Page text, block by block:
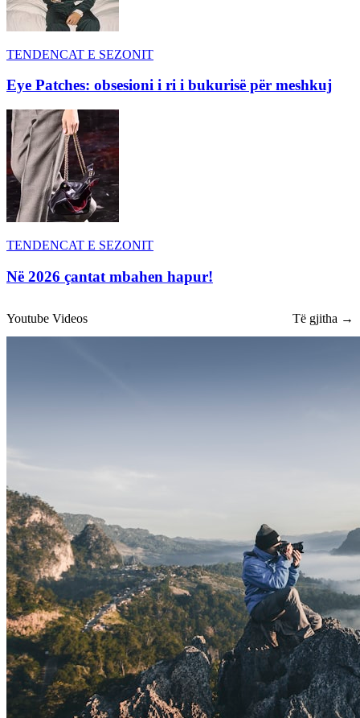
TENDENCAT E SEZONIT
Eye Patches: obsesioni i ri i bukurisë për meshkuj
TENDENCAT E SEZONIT
Në 2026 çantat mbahen hapur!
Youtube Videos Të gjitha →